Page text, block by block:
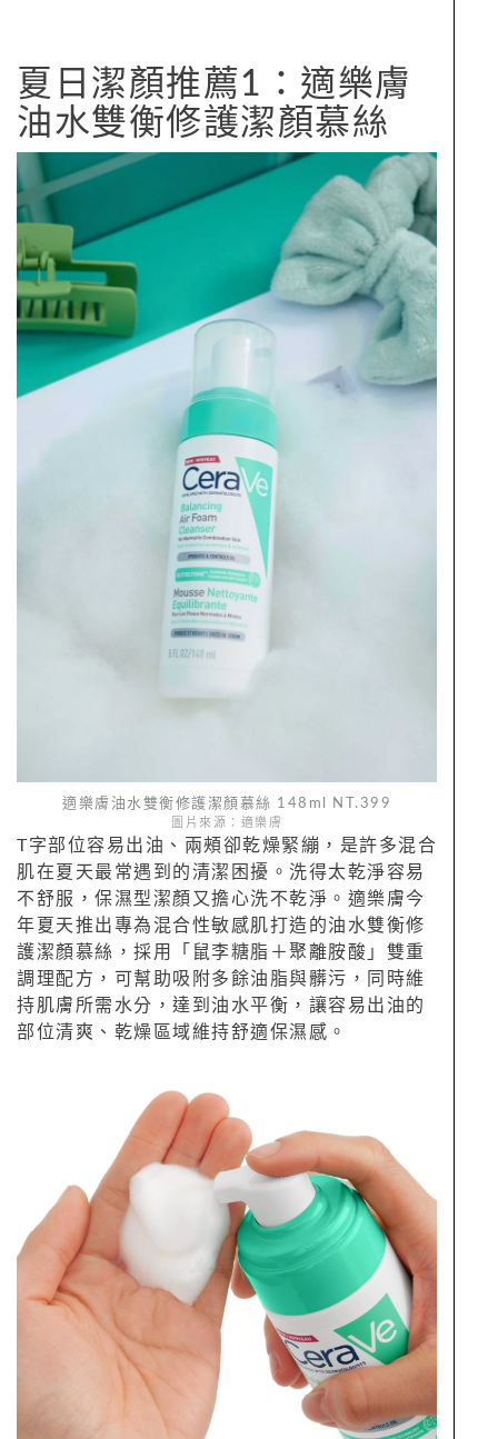
夏日潔顏推薦1：適樂膚
油水雙衡修護潔顏慕絲
適樂膚油水雙衡修護潔顏慕絲 148ml NT.399
圖片來源：適樂膚
T字部位容易出油、兩頰卻乾燥緊繃，是許多混合
肌在夏天最常遇到的清潔困擾。洗得太乾淨容易
不舒服，保濕型潔顏又擔心洗不乾淨。適樂膚今
年夏天推出專為混合性敏感肌打造的油水雙衡修
護潔顏慕絲，採用「鼠李糖脂＋聚離胺酸」雙重
調理配方，可幫助吸附多餘油脂與髒污，同時維
持肌膚所需水分，達到油水平衡，讓容易出油的
部位清爽、乾燥區域維持舒適保濕感。